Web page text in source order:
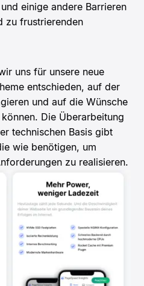
einige andere Barrieren
zu frustrierenden
uns für unsere neue
entschieden, auf der
und auf die Wünsche
Die Überarbeitung
technischen Basis gibt
wie benötigen, um
zu realisieren.